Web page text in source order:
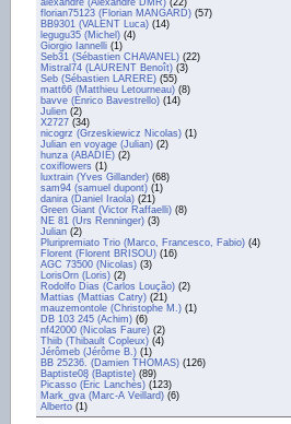
alexandre (Alexandre DMR) (22)
florian75123 (Florian MANGARD) (57)
BB9301 (VALENT Luca) (14)
legugu35 (Michel) (4)
Giorgio Iannelli (1)
Seb31 (Sébastien CHAVANEL) (22)
Mistral74 (LAURENT Benoît) (3)
Seb (Sébastien LARERE) (55)
matt66 (Matthieu Letourneau) (8)
bavve (Enrico Bavestrello) (14)
Julien (2)
X2727 (34)
nicogrz (Grzeskiewicz Nicolas) (1)
Julian en voyage (Julian) (2)
hunza (ABADIE) (2)
coxiflowers (1)
luxtrain (Yves Gillander) (68)
sam94 (samuel dupont) (1)
danira (Daniel Iraola) (21)
Green Giant (Victor Raffaelli) (8)
NE 81 (Urs Renninger) (3)
Julian (2)
Pluripremiato Trio (Marco, Francesco, Fabio) (4)
Florent (Florent BRISOU) (16)
AGC 73500 (Nicolas) (3)
LorisOrn (Loris) (2)
Rodolfo Dias (Carlos Loução) (2)
Mattias (Mattias Catry) (21)
mauzemontole (Christophe M.) (1)
DB 103 245 (Achim) (6)
nf42000 (Nicolas Faure) (2)
Thiib (Thibault Copleux) (4)
Jérômeb (Jérôme B.) (1)
BB 25236. (Damien THOMAS) (126)
Baptiste08 (Baptiste) (89)
Picasso (Éric Lanchès) (123)
Mark_gva (Marc-A Veillard) (6)
Alberto (1)